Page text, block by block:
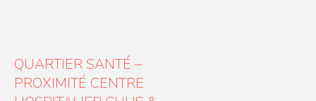
QUARTIER SANTÉ –
PROXIMITÉ CENTRE